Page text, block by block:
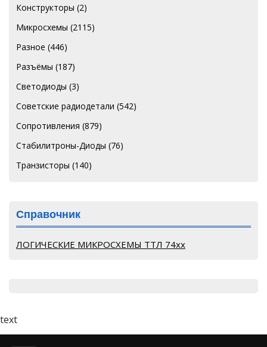
Конструкторы (2)
Микросхемы (2115)
Разное (446)
Разъёмы (187)
Светодиоды (3)
Советские радиодетали (542)
Сопротивления (879)
Стабилитроны-Диоды (76)
Транзисторы (140)
Справочник
ЛОГИЧЕСКИЕ МИКРОСХЕМЫ ТТЛ 74хх
text